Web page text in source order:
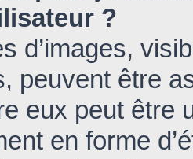
?
d’images,
peuvent être
eux peut
en forme